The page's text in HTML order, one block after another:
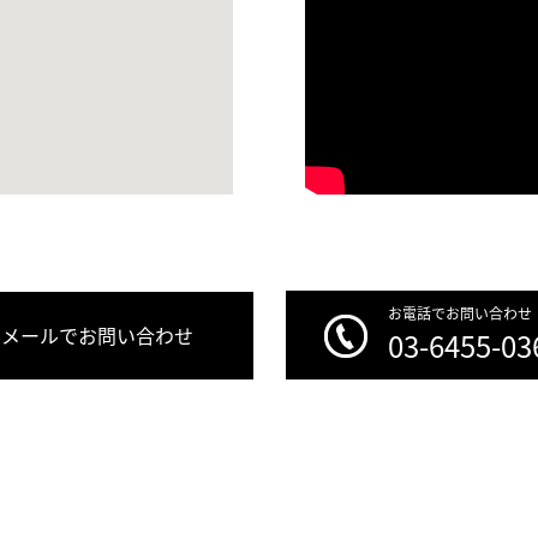
メールでお問い合わせ
お電話でお問い合わせ
03-6455-